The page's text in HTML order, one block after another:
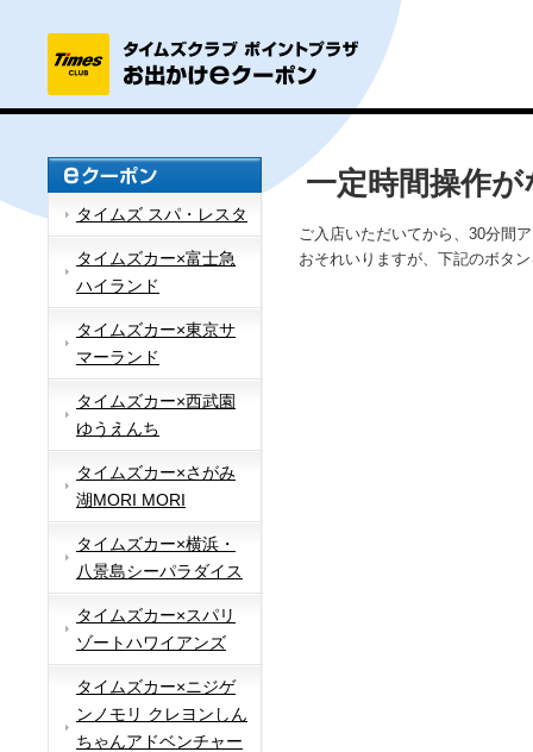
タイムズ スパ・レスタ
タイムズカー×富士急
ハイランド
タイムズカー×東京サ
マーランド
タイムズカー×西武園
ゆうえんち
タイムズカー×さがみ
湖MORI MORI
タイムズカー×横浜・
八景島シーパラダイス
タイムズカー×スパリ
ゾートハワイアンズ
タイムズカー×ニジゲ
ンノモリ クレヨンしん
ちゃんアドベンチャー
一定時間操作
ご入店いただいてから、30分間
おそれいりますが、下記のボタ